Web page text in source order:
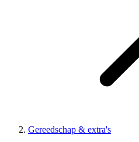
Gereedschap & extra's